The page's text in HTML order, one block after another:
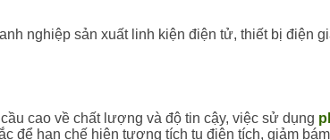
nghiệp sản xuất linh kiện điện tử, thiết bị điện
cao về chất lượng và độ tin cậy, việc sử dụng
để hạn chế hiện tượng tích tụ điện tích, giảm